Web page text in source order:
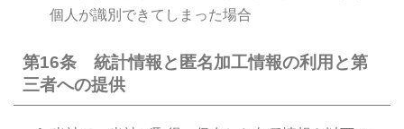
個人が識別できてしまった場合
第16条 統計情報と匿名加工情報の利用と第
三者への提供